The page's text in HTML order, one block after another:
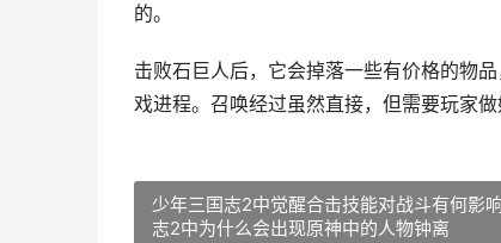
的。
击败石巨人后，它会掉落一些有价格的物
戏进程。召唤经过虽然直接，但需要玩家
少年三国志2中觉醒合击技能对战斗有何影
志2中为什么会出现原神中的人物钟离